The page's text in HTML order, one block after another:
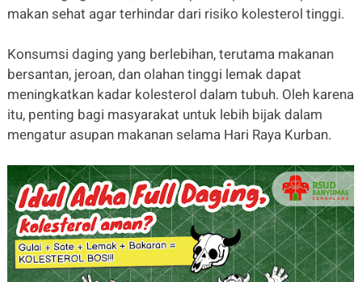
makan sehat agar terhindar dari risiko kolesterol tinggi.
Konsumsi daging yang berlebihan, terutama makanan
bersantan, jeroan, dan olahan tinggi lemak dapat
meningkatkan kadar kolesterol dalam tubuh. Oleh karena
itu, penting bagi masyarakat untuk lebih bijak dalam
mengatur asupan makanan selama Hari Raya Kurban.